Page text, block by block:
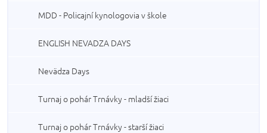
MDD - Policajní kynologovia v škole
ENGLISH NEVADZA DAYS
Nevädza Days
Turnaj o pohár Trnávky - mladší žiaci
Turnaj o pohár Trnávky - starší žiaci